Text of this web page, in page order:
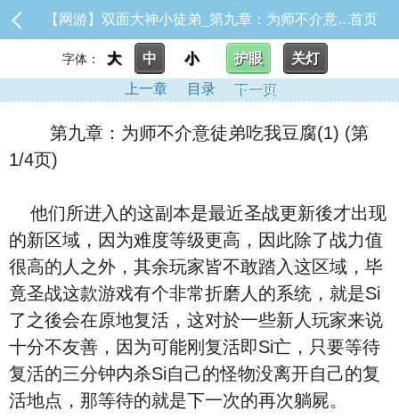
【网游】双面大神小徒弟_第九章：为师不介意徒弟吃我豆腐(1)首页
字体： 大 中 小 护眼
关灯
上一章
目录 下一页
第九章：为师不介意徒弟吃我豆腐(1) (第
1/4页)
他们所进入的这副本是最近圣战更新後才出现
的新区域，因为难度等级更高，因此除了战力值
很高的人之外，其余玩家皆不敢踏入这区域，毕
竟圣战这款游戏有个非常折磨人的系统，就是Si
了之後会在原地复活，这对於一些新人玩家来说
十分不友善，因为可能刚复活即Si亡，只要等待
复活的三分钟内杀Si自己的怪物没离开自己的复
活地点，那等待的就是下一次的再次躺屍。